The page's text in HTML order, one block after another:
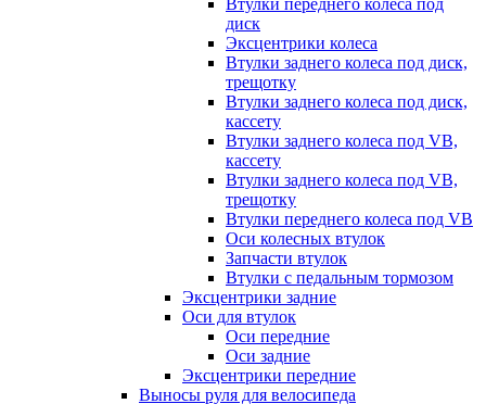
диск
Эксцентрики колеса
Втулки заднего колеса под диск,
трещотку
Втулки заднего колеса под диск,
кассету
Втулки заднего колеса под VB,
кассету
Втулки заднего колеса под VB,
трещотку
Втулки переднего колеса под VB
Оси колесных втулок
Запчасти втулок
Втулки с педальным тормозом
Эксцентрики задние
Оси для втулок
Оси передние
Оси задние
Эксцентрики передние
Выносы руля для велосипеда